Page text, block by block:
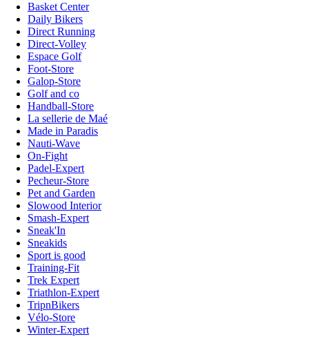
Basket Center
Daily Bikers
Direct Running
Direct-Volley
Espace Golf
Foot-Store
Galop-Store
Golf and co
Handball-Store
La sellerie de Maé
Made in Paradis
Nauti-Wave
On-Fight
Padel-Expert
Pecheur-Store
Pet and Garden
Slowood Interior
Smash-Expert
Sneak'In
Sneakids
Sport is good
Training-Fit
Trek Expert
Triathlon-Expert
TripnBikers
Vélo-Store
Winter-Expert